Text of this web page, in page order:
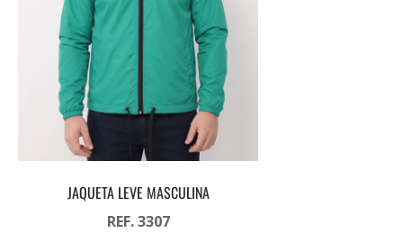
JAQUETA LEVE MASCULINA
REF. 3307